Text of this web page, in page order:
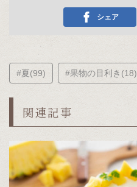
シェア
#夏(99) #果物の目利き(18)
関連記事